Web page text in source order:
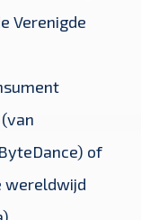
Verenigde
of
wereldwijd